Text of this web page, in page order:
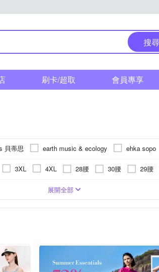
搜尋
刷卡/超取 會員專享
貝蒂思 earth music & ecology ehka sopo
威名品 LUNG.L 林佳樺 MEDUSA 曼度莎
3XL 4XL 28腰 30腰 29腰
34腰 文字
西裝褲
男友褲/錐形褲
人造皮革
展開全部